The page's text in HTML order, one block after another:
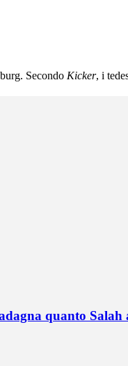
Secondo Kicker, i
quanto